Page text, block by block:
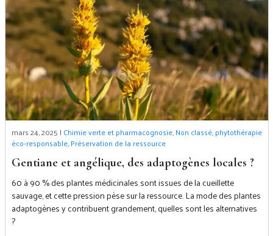
mars 24, 2025 | Chimie verte et pharmacognosie,Non classé,phytothérapie
éco-responsable,Préservation de la ressource
Gentiane et angélique, des adaptogènes locales ?
60 à 90 % des plantes médicinales sont issues de la cueillette
sauvage, et cette pression pèse sur la ressource. La mode des plantes
adaptogènes y contribuent grandement, quelles sont les alternatives
?